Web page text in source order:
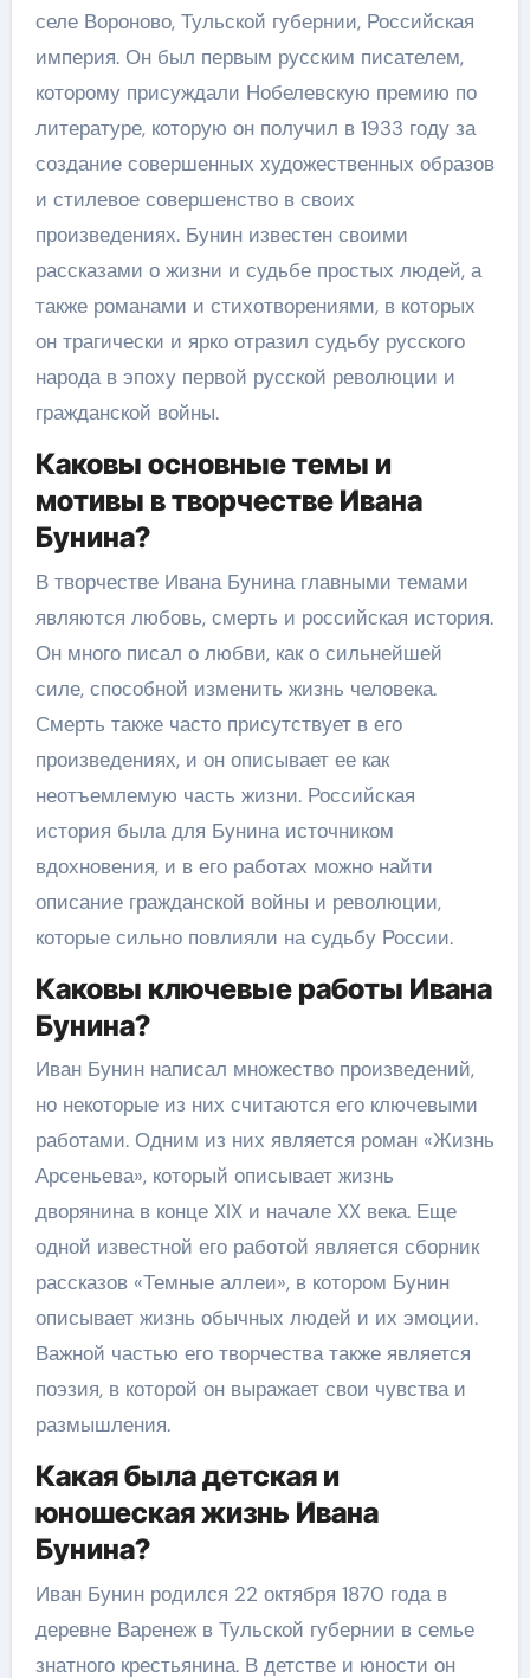
селе Вороново, Тульской губернии, Российская
империя. Он был первым русским писателем,
которому присуждали Нобелевскую премию по
литературе, которую он получил в 1933 году за
создание совершенных художественных образов
и стилевое совершенство в своих
произведениях. Бунин известен своими
рассказами о жизни и судьбе простых людей, а
также романами и стихотворениями, в которых
он трагически и ярко отразил судьбу русского
народа в эпоху первой русской революции и
гражданской войны.
Каковы основные темы и
мотивы в творчестве Ивана
Бунина?
В творчестве Ивана Бунина главными темами
являются любовь, смерть и российская история.
Он много писал о любви, как о сильнейшей
силе, способной изменить жизнь человека.
Смерть также часто присутствует в его
произведениях, и он описывает ее как
неотъемлемую часть жизни. Российская
история была для Бунина источником
вдохновения, и в его работах можно найти
описание гражданской войны и революции,
которые сильно повлияли на судьбу России.
Каковы ключевые работы Ивана
Бунина?
Иван Бунин написал множество произведений,
но некоторые из них считаются его ключевыми
работами. Одним из них является роман «Жизнь
Арсеньева», который описывает жизнь
дворянина в конце XIX и начале XX века. Еще
одной известной его работой является сборник
рассказов «Темные аллеи», в котором Бунин
описывает жизнь обычных людей и их эмоции.
Важной частью его творчества также является
поэзия, в которой он выражает свои чувства и
размышления.
Какая была детская и
юношеская жизнь Ивана
Бунина?
Иван Бунин родился 22 октября 1870 года в
деревне Варенеж в Тульской губернии в семье
знатного крестьянина. В детстве и юности он